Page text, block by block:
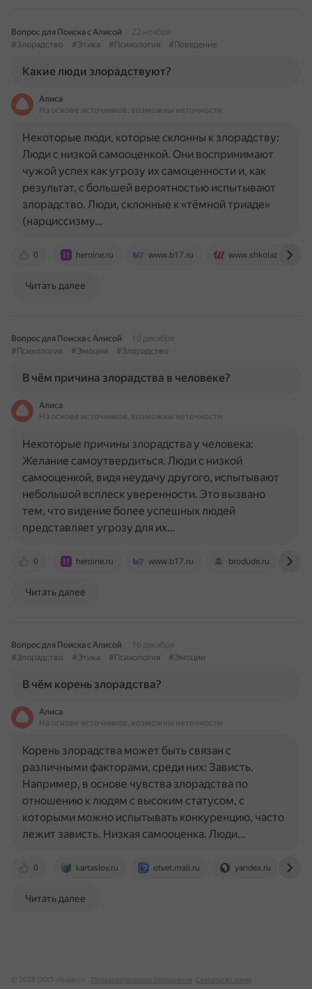
Вопрос для Поиска с Алисой
22 ноября
#Злорадство
#Этика #Психология #Поведение
Какие люди злорадствуют?
Алиса
На основе источников, возможны неточности
0 heroine.ru www.b17.ru www.shkolazhizni.ru
Некоторые люди, которые склонны к злорадству:
Люди с низкой самооценкой. Они воспринимают
чужой успех как угрозу их самоценности и, как
результат, с большей вероятностью испытывают
злорадство. Люди, склонные к «тёмной триаде»
(нарциссизму…
Читать далее
Вопрос для Поиска с Алисой
10 декабря
#Психология
#Эмоции #Злорадство
В чём причина злорадства в человеке?
Алиса
На основе источников, возможны неточности
0 heroine.ru www.b17.ru brodude.ru
Некоторые причины злорадства у человека:
Желание самоутвердиться. Люди с низкой
самооценкой, видя неудачу другого, испытывают
небольшой всплеск уверенности. Это вызвано
тем, что видение более успешных людей
представляет угрозу для их…
Читать далее
Вопрос для Поиска с Алисой
16 декабря
#Злорадство
#Этика #Психология #Эмоции
В чём корень злорадства?
Алиса
На основе источников, возможны неточности
0 kartaslov.ru otvet.mail.ru yandex.ru
Корень злорадства может быть связан с
различными факторами, среди них: Зависть.
Например, в основе чувства злорадства по
отношению к людям с высоким статусом, с
которыми можно испытывать конкуренцию, часто
лежит зависть. Низкая самооценка. Люди…
Читать далее
© 2026 ООО «Яндекс» Пользовательское соглашение Связаться с нами